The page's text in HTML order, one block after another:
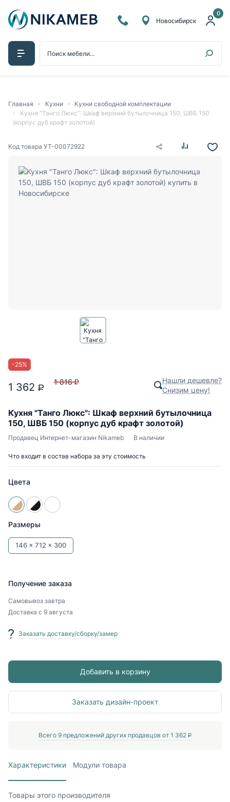
0
Новосибирск
Главная Кухни
Кухни свободной комплектации
Кухня "Танго Люкс": Шкаф верхний бутылочница 150, ШВБ 150
(корпус дуб крафт золотой)
Код товара УТ-00072922
-25%
1 362 P
1 816 P
Нашли дешевле?
Снизим цену!
Кухня "Танго Люкс": Шкаф верхний бутылочница
150, ШВБ 150 (корпус дуб крафт золотой)
Продавец Интернет-магазин Nikameb В наличии
Что входит в состав набора за эту стоимость
Цвета
Размеры
146 x 712 x 300
Получение заказа
Самовывоз завтра
Доставка с 9 августа
Заказать доставку/сборку/замер
Добавить в корзину
Заказать дизайн-проект
Всего 9 предложений других продавцов от 1 362 P
Характеристики Модули товара
Товары этого производителя